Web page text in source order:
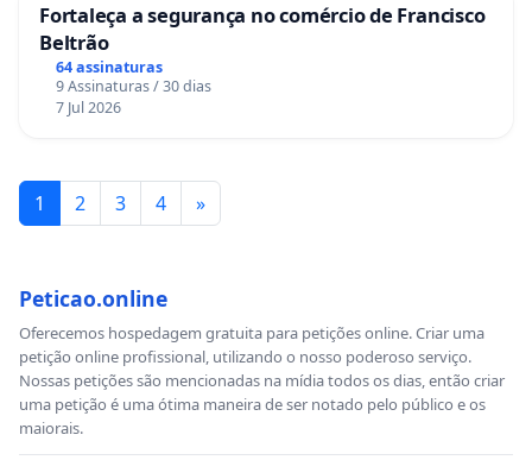
Fortaleça a segurança no comércio de Francisco
Beltrão
64 assinaturas
9 Assinaturas / 30 dias
7 Jul 2026
1 2 3 4 »
Peticao.online
Oferecemos hospedagem gratuita para petições online. Criar uma
petição online profissional, utilizando o nosso poderoso serviço.
Nossas petições são mencionadas na mídia todos os dias, então criar
uma petição é uma ótima maneira de ser notado pelo público e os
maiorais.